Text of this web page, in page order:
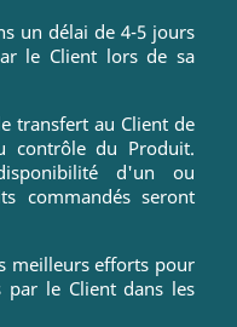
un délai de 4-5 jours
le Client lors de sa
transfert au Client de
contrôle du Produit.
d'un ou
commandés seront
meilleurs efforts pour
par le Client dans les